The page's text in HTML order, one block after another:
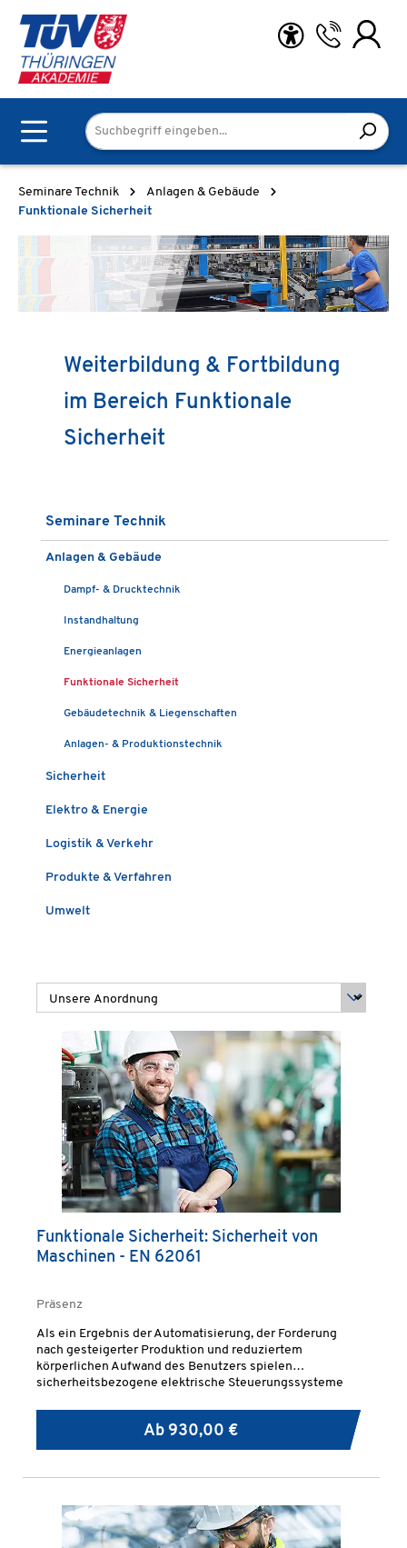
Zum Hauptinhalt springen
Seminare Technik
Anlagen & Gebäude
Funktionale Sicherheit
Weiterbildung & Fortbildung
im Bereich Funktionale
Sicherheit
Seminare Technik
Anlagen & Gebäude
Dampf- & Drucktechnik
Instandhaltung
Energieanlagen
Funktionale Sicherheit
Gebäudetechnik & Liegenschaften
Anlagen- & Produktionstechnik
Sicherheit
Elektro & Energie
Logistik & Verkehr
Produkte & Verfahren
Umwelt
Funktionale Sicherheit: Sicherheit von
Maschinen - EN 62061
Präsenz
Als ein Ergebnis der Automatisierung, der Forderung
nach gesteigerter Produktion und reduziertem
körperlichen Aufwand des Benutzers spielen
sicherheitsbezogene elektrische Steuerungssysteme
Ab 930,00 €